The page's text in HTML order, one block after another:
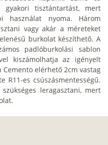
tisztántartást, mert
nyoma. Három
vagy akár a méreteket
burkolat készíthető. A
padlóburkolási sablon
kiszámolhatja az igényelt
Cemento elérhető 2cm vastag
R11-es csúszásmentességű.
leragasztani, mert